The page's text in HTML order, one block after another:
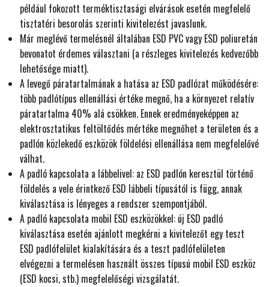
például fokozott terméktisztasági elvárások esetén megfelelő
tisztatéri besorolás szerinti kivitelezést javaslunk.
Már meglévő termelésnél általában ESD PVC vagy ESD poliuretán
bevonatot érdemes választani (a részleges kivitelezés kedvezőbb
lehetősége miatt).
A levegő páratartalmának a hatása az ESD padlózat működésére:
több padlótípus ellenállási értéke megnő, ha a környezet relatív
páratartalma 40% alá csökken. Ennek eredményeképpen az
elektrosztatikus feltöltődés mértéke megnőhet a területen és a
padlón közlekedő eszközök földelési ellenállása nem megfelelővé
válhat.
A padló kapcsolata a lábbelivel: az ESD padlón keresztül történő
földelés a vele érintkező ESD lábbeli típusától is függ, annak
kiválasztása is lényeges a rendszer szempontjából.
A padló kapcsolata mobil ESD eszközökkel: új ESD padló
kiválasztása esetén ajánlott megkérni a kivitelezőt egy teszt
ESD padlófelület kialakítására és a teszt padlófelületen
elvégezni a termelésen használt összes típusú mobil ESD eszköz
(ESD kocsi, stb.) megfelelőségi vizsgálatát.